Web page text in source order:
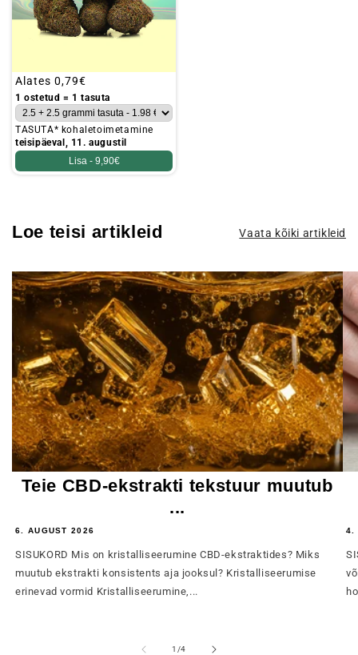
Tavaline
hind
Alates 0,79€
1 ostetud = 1 tasuta
TASUTA* kohaletoimetamine
teisipäeval, 11. augustil
Lisa - 9,90€
Loe teisi artikleid Vaata kõiki artikleid
Teie CBD-ekstrakti tekstuur muutub
...
6. AUGUST 2026
SISUKORD Mis on kristalliseerumine CBD-ekstraktides? Miks
muutub ekstrakti konsistents aja jooksul? Kristalliseerumise
erinevad vormid Kristalliseerumine,...
4.
1 /of
4